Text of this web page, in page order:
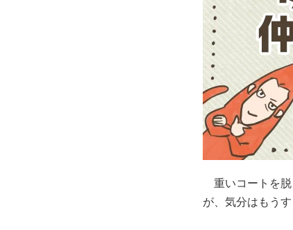
重いコートを脱
が、気分はもう